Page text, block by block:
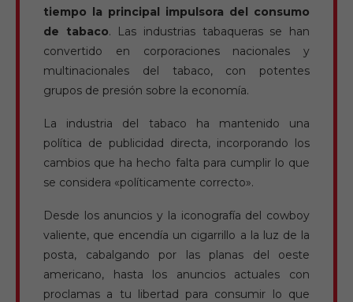
tiempo la principal impulsora del consumo
de tabaco. Las industrias tabaqueras se han
convertido en corporaciones nacionales y
multinacionales del tabaco, con potentes
grupos de presión sobre la economía.
La industria del tabaco ha mantenido una
política de publicidad directa, incorporando los
cambios que ha hecho falta para cumplir lo que
se considera «políticamente correcto».
Desde los anuncios y la iconografía del cowboy
valiente, que encendía un cigarrillo a la luz de la
posta, cabalgando por las planas del oeste
americano, hasta los anuncios actuales con
proclamas a tu libertad para consumir lo que